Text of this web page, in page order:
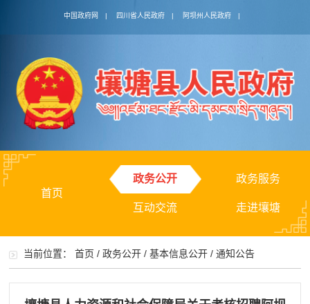
中国政府网 | 四川省人民政府 | 阿坝州人民政府 |
首页
政务公开 政务服务
互动交流 走进壤塘
当前位置：首页 /政务公开 /基本信息公开 /通知公告